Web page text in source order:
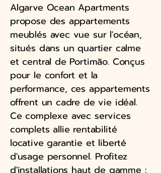
Algarve Ocean Apartments
propose des appartements
meublés avec vue sur l'océan,
situés dans un quartier calme
et central de Portimão. Conçus
pour le confort et la
performance, ces appartements
offrent un cadre de vie idéal.
Ce complexe avec services
complets allie rentabilité
locative garantie et liberté
d'usage personnel. Profitez
d'installations haut de gamme :